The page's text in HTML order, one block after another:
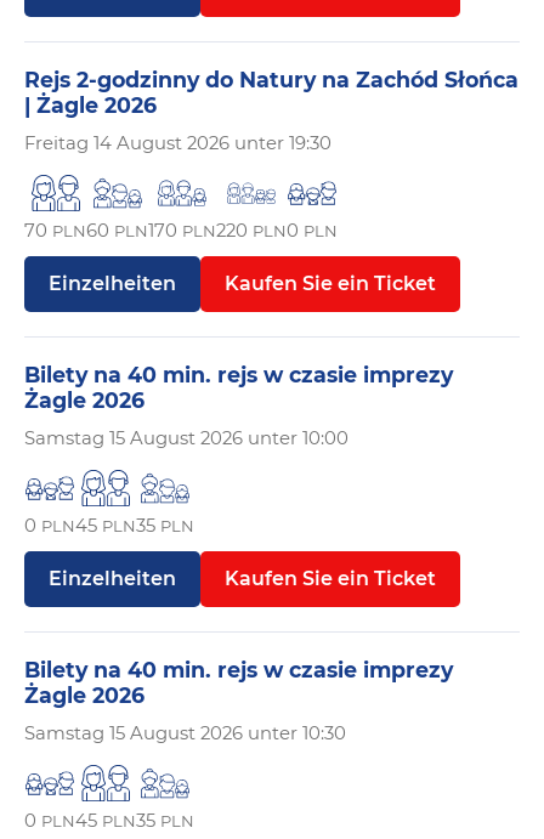
Rejs 2-godzinny do Natury na Zachód Słońca
| Żagle 2026
Freitag 14 August 2026 unter 19:30
70 PLN60 PLN170 PLN220 PLN0 PLN
Einzelheiten Kaufen Sie ein Ticket
Bilety na 40 min. rejs w czasie imprezy
Żagle 2026
Samstag 15 August 2026 unter 10:00
0 PLN45 PLN35 PLN
Einzelheiten Kaufen Sie ein Ticket
Bilety na 40 min. rejs w czasie imprezy
Żagle 2026
Samstag 15 August 2026 unter 10:30
0 PLN45 PLN35 PLN